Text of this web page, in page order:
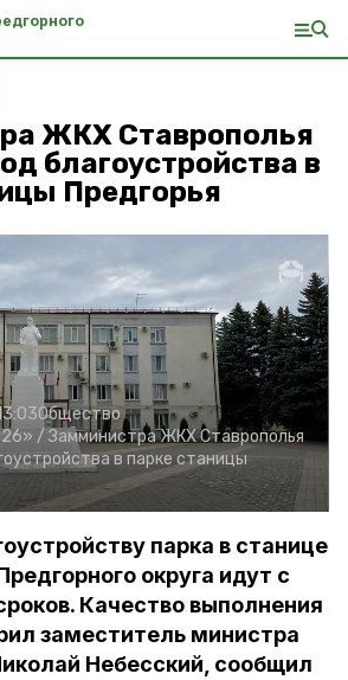
ЖКХ Ставрополья
благоустройства в
Предгорья
Общество
/ Замминистра ЖКХ Ставрополья
в парке станицы
парка в станице
округа идут с
Качество выполнения
заместитель министра
Небесский, сообщил